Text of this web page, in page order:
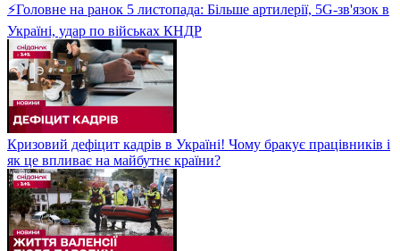
⚡Головне на ранок 5 листопада: Більше артилерії, 5G-зв'язок в
Україні, удар по військах КНДР
Кризовий дефіцит кадрів в Україні! Чому бракує працівників і
як це впливає на майбутнє країни?